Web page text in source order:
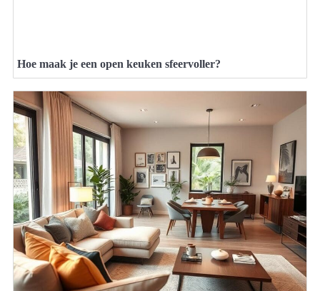
Hoe maak je een open keuken sfeervoller?